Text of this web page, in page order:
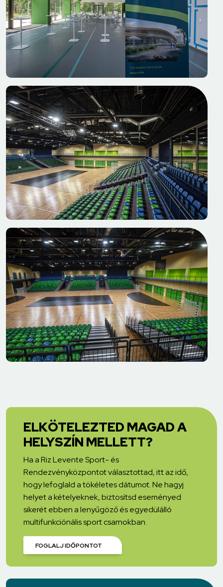
ELKÖTELEZTED MAGAD A
HELYSZÍN MELLETT?
Ha a Riz Levente Sport- és
Rendezvényközpontot választottad, itt az idő,
hogy lefoglald a tökéletes dátumot. Ne hagyj
helyet a kételyeknek, biztosítsd eseményed
sikerét ebben a lenyűgöző és egyedülálló
multifunkciónális sport csarnokban.
FOGLALJ IDŐPONTOT